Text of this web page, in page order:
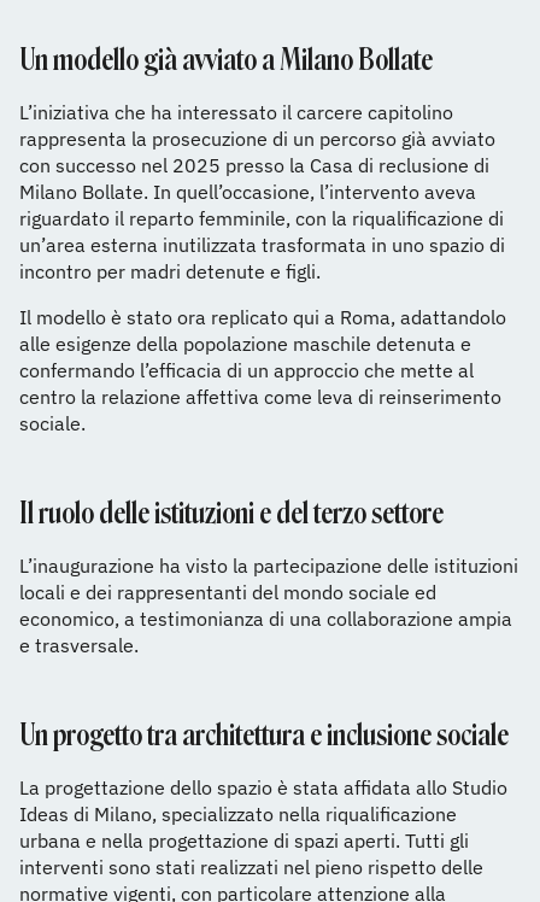
Un modello già avviato a Milano Bollate
L’iniziativa che ha interessato il carcere capitolino
rappresenta la prosecuzione di un percorso già avviato
con successo nel 2025 presso la Casa di reclusione di
Milano Bollate. In quell’occasione, l’intervento aveva
riguardato il reparto femminile, con la riqualificazione di
un’area esterna inutilizzata trasformata in uno spazio di
incontro per madri detenute e figli.
Il modello è stato ora replicato qui a Roma, adattandolo
alle esigenze della popolazione maschile detenuta e
confermando l’efficacia di un approccio che mette al
centro la relazione affettiva come leva di reinserimento
sociale.
Il ruolo delle istituzioni e del terzo settore
L’inaugurazione ha visto la partecipazione delle istituzioni
locali e dei rappresentanti del mondo sociale ed
economico, a testimonianza di una collaborazione ampia
e trasversale.
Un progetto tra architettura e inclusione sociale
La progettazione dello spazio è stata affidata allo Studio
Ideas di Milano, specializzato nella riqualificazione
urbana e nella progettazione di spazi aperti. Tutti gli
interventi sono stati realizzati nel pieno rispetto delle
normative vigenti, con particolare attenzione alla